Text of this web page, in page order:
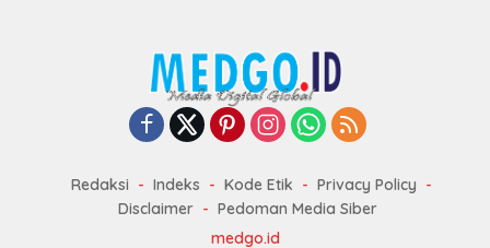
Redaksi Indeks Kode Etik
Privacy Policy
Disclaimer
Pedoman Media Siber
medgo.id